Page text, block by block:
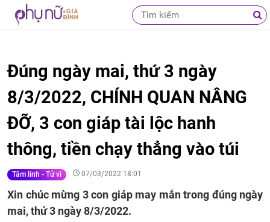
Đúng ngày mai, thứ 3 ngày
8/3/2022, CHÍNH QUAN NÂNG
ĐỠ, 3 con giáp tài lộc hanh
thông, tiền chạy thẳng vào túi
Tâm linh - Tử vi 07/03/2022 18:01
Xin chúc mừng 3 con giáp may mắn trong đúng ngày
mai, thứ 3 ngày 8/3/2022.